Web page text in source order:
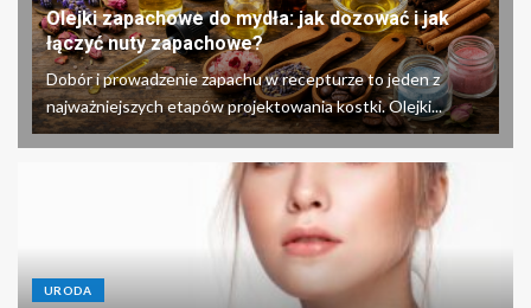
Olejki zapachowe do mydła: jak dozować i jak
łączyć nuty zapachowe?
Dobór i prowadzenie zapachu w recepturze to jeden z
najważniejszych etapów projektowania kostki. Olejki...
URODA